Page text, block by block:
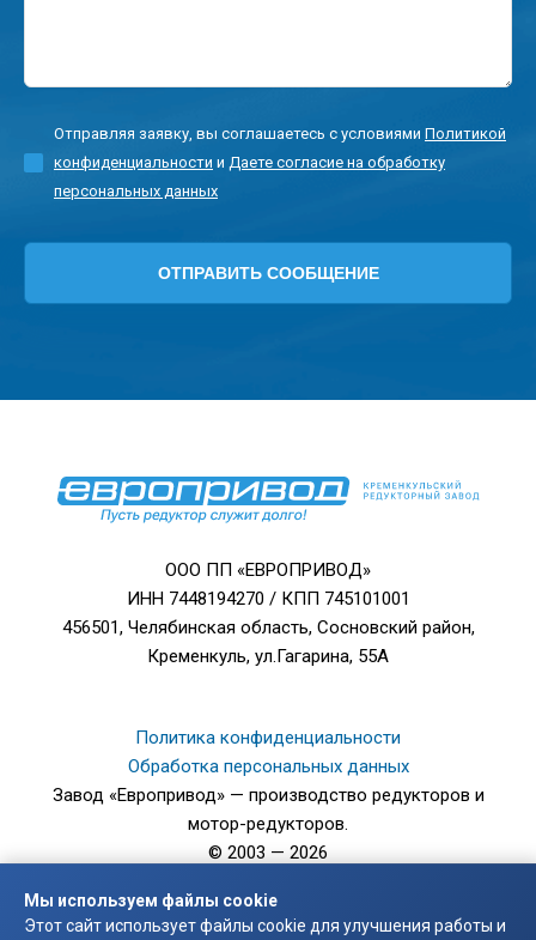
Отправляя заявку, вы соглашаетесь с условиями Политикой
конфиденциальности и Даете согласие на обработку
персональных данных
ООО ПП «ЕВРОПРИВОД»
ИНН 7448194270 / КПП 745101001
456501, Челябинская область, Сосновский район,
Кременкуль, ул.Гагарина, 55А
Политика конфиденциальности
Обработка персональных данных
Завод «Европривод» — производство редукторов и
мотор-редукторов.
© 2003 — 2026
Digital Agency IT-July
Мы используем файлы cookie
Этот сайт использует файлы cookie для улучшения работы и